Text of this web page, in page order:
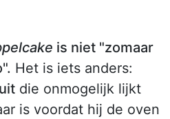
is niet "zomaar
Het is iets anders:
die onmogelijk lijkt
is voordat hij de oven